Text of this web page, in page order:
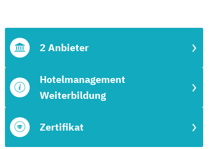
Zertifikat
Hotelmanagement
Weiterbildung
2 Anbieter